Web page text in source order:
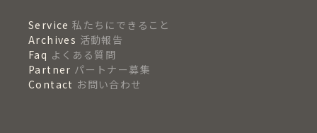
Service私たちにできること
Archives 活動報告
Faq よくある質問
Partner パートナー募集
Contact お問い合わせ